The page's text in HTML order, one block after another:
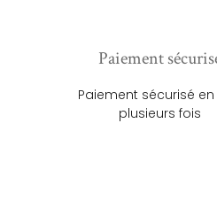
Paiement
Paiement sécurisé en
plusieurs fois